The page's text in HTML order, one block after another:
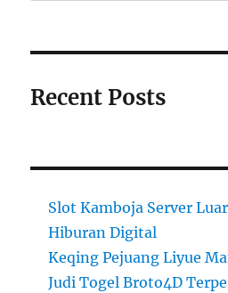
Recent Posts
Slot Kamboja Server
Hiburan Digital
Keqing Pejuang Liyue
Judi Togel Broto4D